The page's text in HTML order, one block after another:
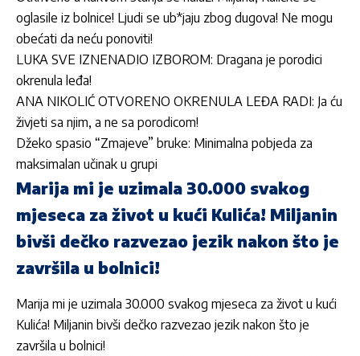
oglasile iz bolnice! Ljudi se ub*jaju zbog dugova! Ne mogu
obećati da neću ponoviti!
LUKA SVE IZNENADIO IZBOROM: Dragana je porodici
okrenula leđa!
ANA NIKOLIĆ OTVORENO OKRENULA LEĐA RADI: Ja ću
živjeti sa njim, a ne sa porodicom!
Džeko spasio “Zmajeve” bruke: Minimalna pobjeda za
maksimalan učinak u grupi
Marija mi je uzimala 30.000 svakog
mjeseca za život u kući Kulića! Miljanin
bivši dečko razvezao jezik nakon što je
završila u bolnici!
Marija mi je uzimala 30.000 svakog mjeseca za život u kući
Kulića! Miljanin bivši dečko razvezao jezik nakon što je
završila u bolnici!